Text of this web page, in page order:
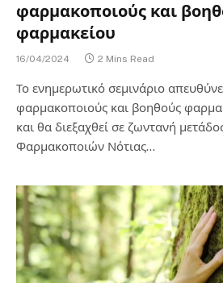
φαρμακοποιούς και
φαρμακείου
16/04/2024 2 Mins Read
Το ενημερωτικό σεμινάριο
φαρμακοποιούς και βοηθούς
και θα διεξαχθεί σε ζωντανή
Φαρμακοποιών Νότιας…